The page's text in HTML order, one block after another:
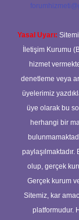
Yasal Uyarı:
İletişim Kurumu
hizmet
denetleme veya
üyelerimiz
üye olarak bu
herhangi bir
olup, gerçek
Gerçek kurum
Sitemiz, kar
platformudur.